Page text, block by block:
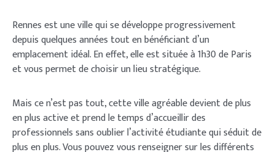
Rennes est une ville qui se développe progressivement
depuis quelques années tout en bénéficiant d’un
emplacement idéal. En effet, elle est située à 1h30 de Paris
et vous permet de choisir un lieu stratégique.
Mais ce n’est pas tout, cette ville agréable devient de plus
en plus active et prend le temps d’accueillir des
professionnels sans oublier l’activité étudiante qui séduit de
plus en plus. Vous pouvez vous renseigner sur les différents
Login